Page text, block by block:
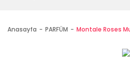
Anasayfa PARFÜM Montale Roses